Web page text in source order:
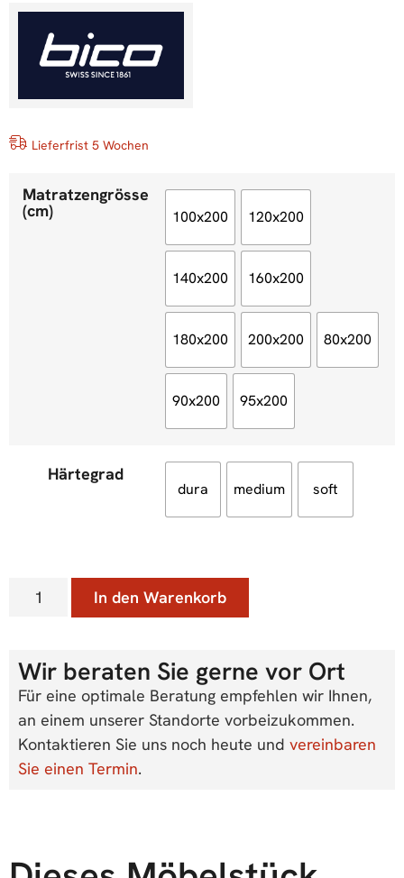
Lieferfrist 5 Wochen
Matratzengrösse
(cm) 100x200 120x200
140x200 160x200
180x200 200x200 80x200
90x200 95x200
Härtegrad
dura medium soft
In den Warenkorb
Wir beraten Sie gerne vor Ort
Für eine optimale Beratung empfehlen wir Ihnen,
an einem unserer Standorte vorbeizukommen.
Kontaktieren Sie uns noch heute und vereinbaren
Sie einen Termin.